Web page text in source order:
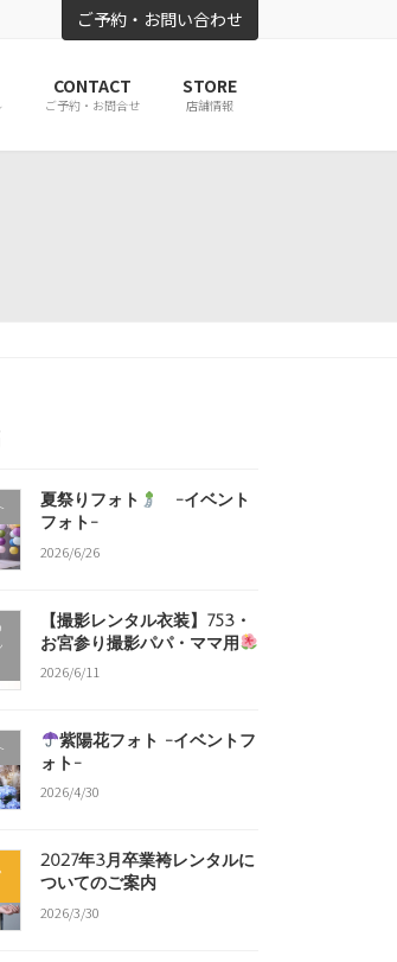
ご予約・お問い合わせ
CONTACT
ご予約・お問合せ
STORE
店舗情報
夏祭りフォト
-イベント
フォト-
2026/6/26
【撮影レンタル衣装】753・
お宮参り撮影パパ・ママ用
2026/6/11
紫陽花フォト -イベントフ
ォト-
2026/4/30
2027年3月卒業袴レンタルに
ついてのご案内
2026/3/30